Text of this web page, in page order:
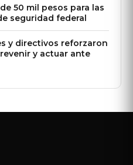
50 mil pesos para las
seguridad federal
y directivos reforzaron
y actuar ante